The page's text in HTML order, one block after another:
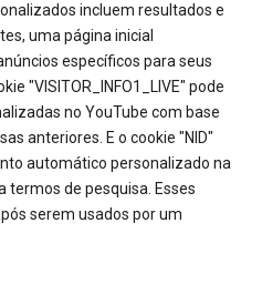
incluem resultados e
uma página inicial
específicos para seus
"VISITOR_INFO1_LIVE" pode
no YouTube com base
anteriores. E o cookie "NID"
automático personalizado na
termos de pesquisa. Esses
serem usados por um